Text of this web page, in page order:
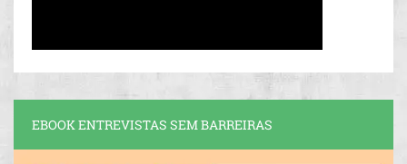
EBOOK ENTREVISTAS SEM BARREIRAS